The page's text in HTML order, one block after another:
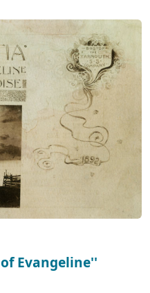
Evangeline''